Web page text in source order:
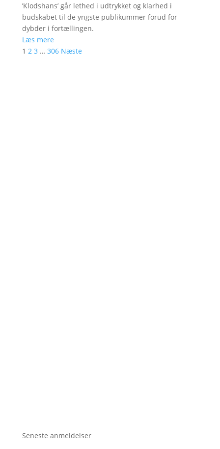
’Klodshans’ går lethed i udtrykket og klarhed i
budskabet til de yngste publikummer forud for
dybder i fortællingen.
Læs mere
1 2 3 … 306 Næste
Seneste anmeldelser